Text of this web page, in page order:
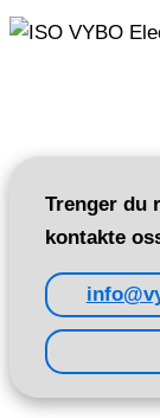
Trenger du
kontakte